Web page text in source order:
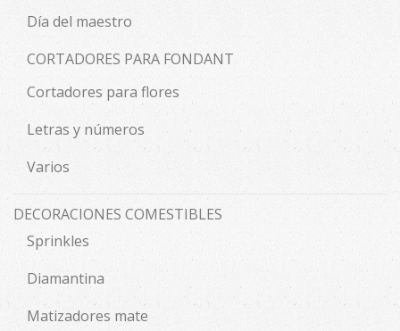
Día del maestro
CORTADORES PARA FONDANT
Cortadores para flores
Letras y números
Varios
DECORACIONES COMESTIBLES
Sprinkles
Diamantina
Matizadores mate